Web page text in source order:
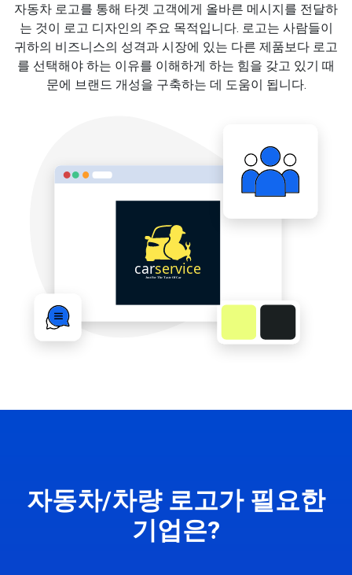
자동차 로고를 통해 타겟 고객에게 올바른 메시지를 전달하
는 것이 로고 디자인의 주요 목적입니다. 로고는 사람들이
귀하의 비즈니스의 성격과 시장에 있는 다른 제품보다 로고
를 선택해야 하는 이유를 이해하게 하는 힘을 갖고 있기 때
문에 브랜드 개성을 구축하는 데 도움이 됩니다.
자동차/차량 로고가 필요한
기업은?